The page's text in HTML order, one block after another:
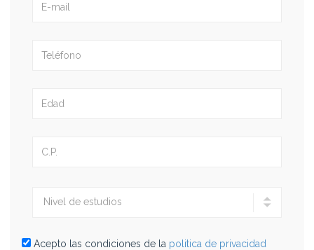
Acepto las condiciones de la politica de privacidad